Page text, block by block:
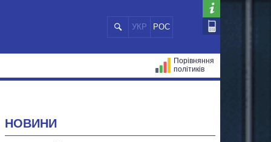
УКР РОС
Порівняння
політиків
НОВИНИ